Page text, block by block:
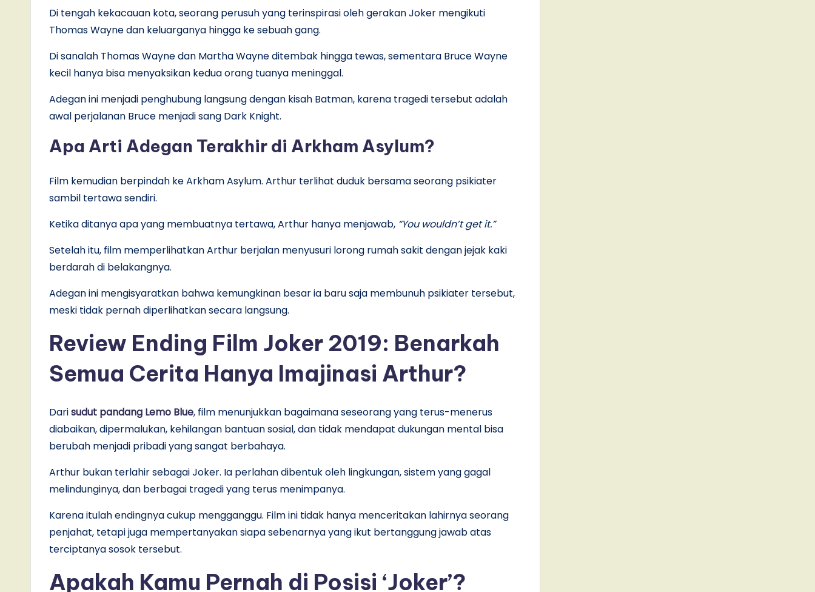
Di tengah kekacauan kota, seorang perusuh yang terinspirasi oleh gerakan Joker mengikuti
Thomas Wayne dan keluarganya hingga ke sebuah gang.
Di sanalah Thomas Wayne dan Martha Wayne ditembak hingga tewas, sementara Bruce Wayne
kecil hanya bisa menyaksikan kedua orang tuanya meninggal.
Adegan ini menjadi penghubung langsung dengan kisah Batman, karena tragedi tersebut adalah
awal perjalanan Bruce menjadi sang Dark Knight.
Apa Arti Adegan Terakhir di Arkham Asylum?
Film kemudian berpindah ke Arkham Asylum. Arthur terlihat duduk bersama seorang psikiater
sambil tertawa sendiri.
Ketika ditanya apa yang membuatnya tertawa, Arthur hanya menjawab, “You wouldn’t get it.”
Setelah itu, film memperlihatkan Arthur berjalan menyusuri lorong rumah sakit dengan jejak kaki
berdarah di belakangnya.
Adegan ini mengisyaratkan bahwa kemungkinan besar ia baru saja membunuh psikiater tersebut,
meski tidak pernah diperlihatkan secara langsung.
Review Ending Film Joker 2019: Benarkah
Semua Cerita Hanya Imajinasi Arthur?
Darisudut pandang Lemo Blue, film menunjukkan bagaimana seseorang yang terus-menerus
diabaikan, dipermalukan, kehilangan bantuan sosial, dan tidak mendapat dukungan mental bisa
berubah menjadi pribadi yang sangat berbahaya.
Arthur bukan terlahir sebagai Joker. Ia perlahan dibentuk oleh lingkungan, sistem yang gagal
melindunginya, dan berbagai tragedi yang terus menimpanya.
Karena itulah endingnya cukup mengganggu. Film ini tidak hanya menceritakan lahirnya seorang
penjahat, tetapi juga mempertanyakan siapa sebenarnya yang ikut bertanggung jawab atas
terciptanya sosok tersebut.
Apakah Kamu Pernah di Posisi ‘Joker’?